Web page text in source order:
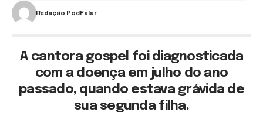
Redação PodFalar
A cantora gospel foi diagnosticada
com a doença em julho do ano
passado, quando estava grávida de
sua segunda filha.